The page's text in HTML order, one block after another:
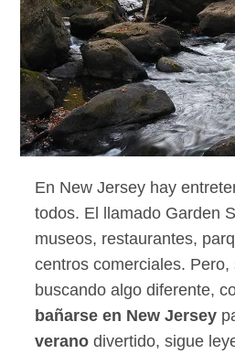
En New Jersey hay
todos. El llamado Garden
museos, restaurantes,
centros comerciales. Pero,
buscando algo diferente,
bañarse en New Jersey
verano divertido, sigue